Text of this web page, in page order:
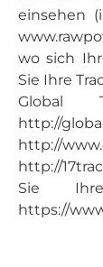
einsehen
wo sich
Sie Ihre
Global
http://
http://
http://
Sie
https://